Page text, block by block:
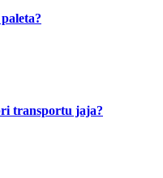
transportu jaja?